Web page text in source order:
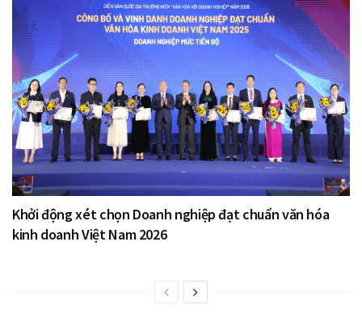
Khởi động xét chọn Doanh nghiệp đạt chuẩn văn hóa
kinh doanh Việt Nam 2026